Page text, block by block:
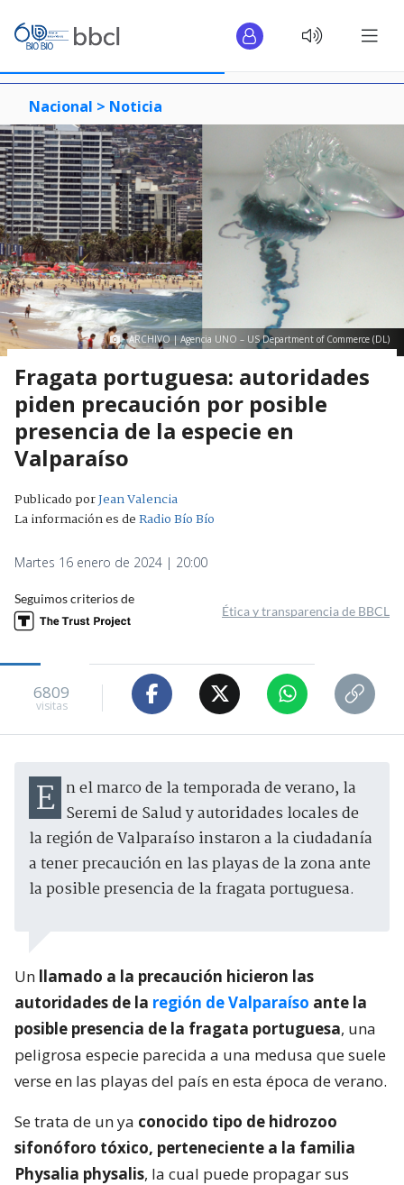
Nacional > Noticia
ARCHIVO | Agencia UNO – US Department of Commerce (DL)
Fragata portuguesa: autoridades
piden precaución por posible
presencia de la especie en
Valparaíso
Publicado porJean Valencia
La información es deRadio Bío Bío
Martes 16 enero de 2024 | 20:00
Seguimos criterios de
Ética y transparencia de BBCL
6809
visitas
En el marco de la temporada de verano, la Seremi de Salud y autoridades locales de
la región de Valparaíso instaron a la ciudadanía
a tener precaución en las playas de la zona ante
la posible presencia de la fragata portuguesa.
Un llamado a la precaución hicieron las
autoridades de la región de Valparaíso ante la
posible presencia de la fragata portuguesa, una
peligrosa especie parecida a una medusa que suele
verse en las playas del país en esta época de verano.
Se trata de un ya conocido tipo de hidrozoo
sifonóforo tóxico, perteneciente a la familia
Physalia physalis, la cual puede propagar sus